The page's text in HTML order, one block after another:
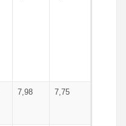
7,98 7,75